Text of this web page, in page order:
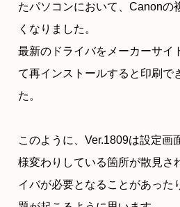
たパソコンにおいて、Canonの
くなりました。
最新のドライバをメーカーサイ
て再インストールすると印刷で
た。
このように、Ver.1809は設定画
様変わりしている箇所が散見さ
イバが必要となることがあった